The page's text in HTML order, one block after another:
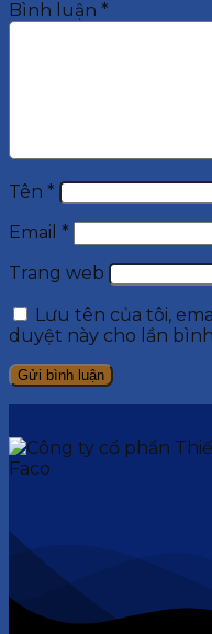
Bình luận *
Tên *
Email *
Trang web
Lưu tên của tôi,
duyệt này cho lần